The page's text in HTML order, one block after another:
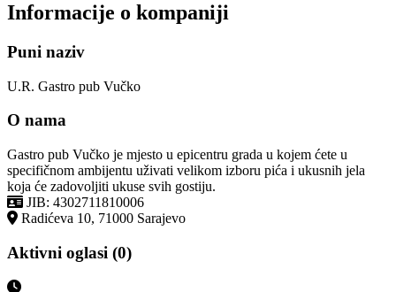
Informacije o kompaniji
Puni naziv
U.R. Gastro pub Vučko
O nama
Gastro pub Vučko je mjesto u epicentru grada u kojem ćete u
specifičnom ambijentu uživati velikom izboru pića i ukusnih jela
koja će zadovoljiti ukuse svih gostiju.
JIB: 4302711810006
Radićeva 10, 71000 Sarajevo
Aktivni oglasi (0)